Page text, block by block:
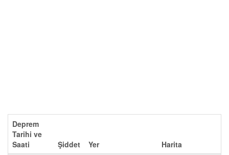
Deprem
Tarihi ve
Saati
Şiddet Yer
Harita